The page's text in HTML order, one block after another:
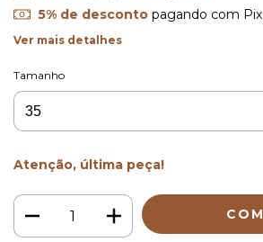
5% de descontopagando com Pix
Ver mais detalhes
Tamanho
Atenção, última peça!